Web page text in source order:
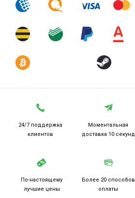
24/7 поддержка
клиентов
Моментальная
доставка 10 секунд
По-настоящему
лучшие цены
Более 20 способов
оплаты